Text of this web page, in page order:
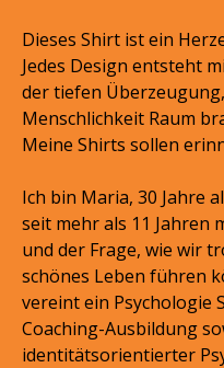
Dieses Shirt ist ein
Jedes Design entsteht
der tiefen
Menschlichkeit Raum
Meine Shirts sollen
Ich bin Maria, 30 Jahre
seit mehr als 11 Jahren
und der Frage, wie wir
schönes Leben führen
vereint ein Psychologie
Coaching-Ausbildung
identitätsorientierter